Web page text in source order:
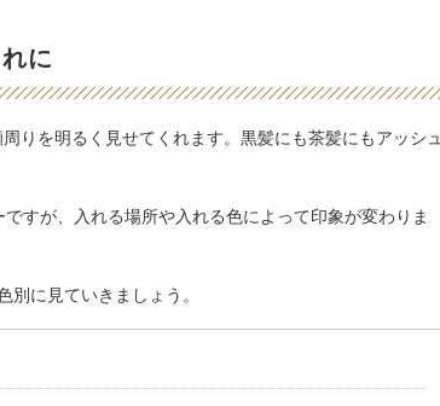
に
りを明るく見せてくれます。黒髪にも茶髪にもアッシュ
すが、入れる場所や入れる色によって印象が変わりま
に見ていきましょう。